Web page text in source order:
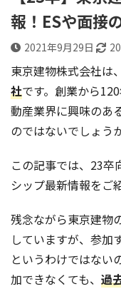
報！ESや面接
2021年9月29日
東京建物株式会社は
社です。創業から
動産業界に興味のあ
のではないでしょう
この記事では、23卒
シップ最新情報をご
残念ながら東京建物
していますが、参加
というわけではない
加できなくても、 過